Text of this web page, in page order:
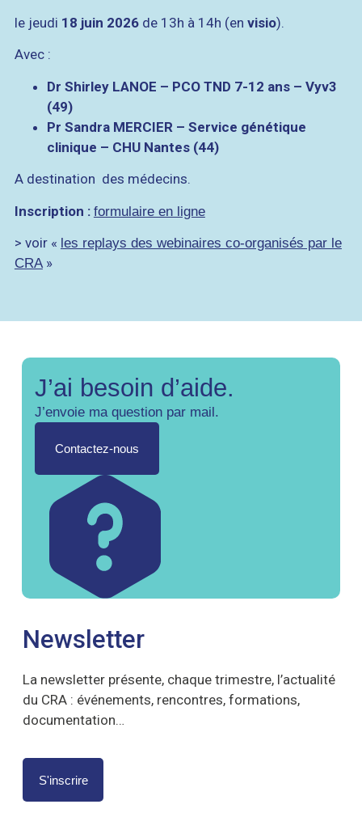
le jeudi 18 juin 2026de 13h à 14h (en visio).
Avec :
Dr Shirley LANOE – PCO TND 7-12 ans – Vyv3
(49)
Pr Sandra MERCIER – Service génétique
clinique – CHU Nantes (44)
A destination des médecins.
Inscription : formulaire en ligne
> voir « les replays des webinaires co-organisés par le
CRA»
J’ai besoin d’aide.
J’envoie ma question par mail.
Contactez-nous
Newsletter
La newsletter présente, chaque trimestre, l’actualité
du CRA : événements, rencontres, formations,
documentation…
S'inscrire